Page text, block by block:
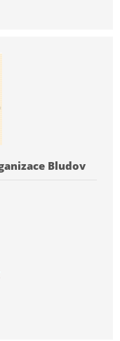
Bludov